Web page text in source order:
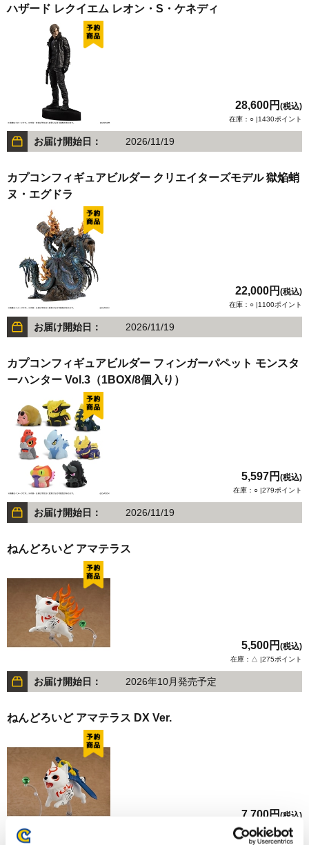
ハザード レクイエム レオン・S・ケネディ
28,600円 (税込)
在庫：○ |1430ポイント
お届け開始日： 2026/11/19
カプコンフィギュアビルダー クリエイターズモデル 獄焔蛸
ヌ・エグドラ
22,000円 (税込)
在庫：○ |1100ポイント
お届け開始日： 2026/11/19
カプコンフィギュアビルダー フィンガーパペット モンスタ
ーハンター Vol.3（1BOX/8個入り）
5,597円 (税込)
在庫：○ |279ポイント
お届け開始日： 2026/11/19
ねんどろいど アマテラス
5,500円 (税込)
在庫：△ |275ポイント
お届け開始日： 2026年10月発売予定
ねんどろいど アマテラス DX Ver.
7,700円(税込)
在庫：△ |385ポイント